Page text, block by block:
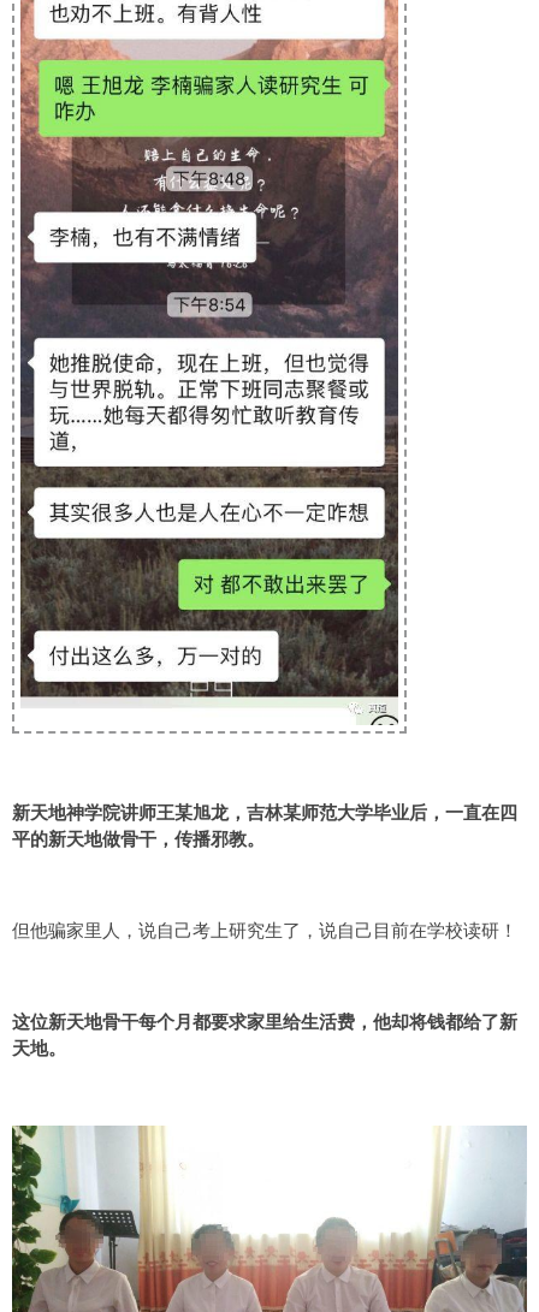
新天地神学院讲师王某旭龙，吉林某师范大学毕业后，一直在四
平的新天地做骨干，传播邪教。
但他骗家里人，说自己考上研究生了，说自己目前在学校读研！
这位新天地骨干每个月都要求家里给生活费，他却将钱都给了新
天地。